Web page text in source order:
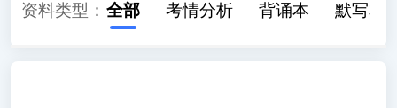
资料类型： 全部 考情分析 背诵本 默写本